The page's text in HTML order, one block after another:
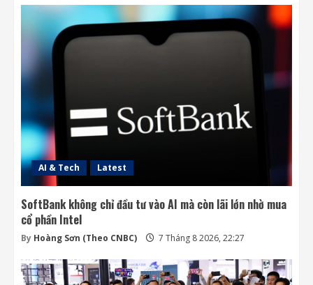
SpaceX và Tesla đầu tư 16,8 tỷ USD xây
nhà máy chip AI tại Texas
4
Ba công ty điển hình phát triển công nghệ
trồng cây trên Mặt Trăng
7 Tháng 8 2026, 12:00
AI & Tech Latest
SoftBank không chỉ đầu tư vào AI mà còn lãi lớn nhờ mua
cổ phần Intel
By Hoàng Sơn (Theo CNBC) 7 Tháng 8 2026, 22:27